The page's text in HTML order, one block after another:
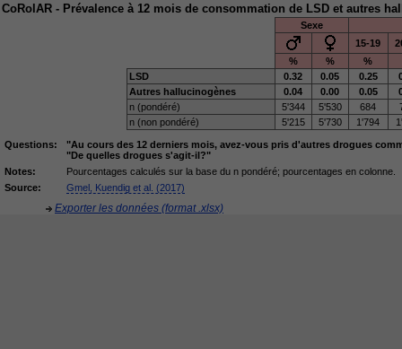
CoRolAR - Prévalence à 12 mois de consommation de LSD et autres
Sexe
15-19
%
%
%
LSD
0.32 0.05 0.25
Autres hallucinogènes
0.04 0.00 0.05
n (pondéré)
5'344 5'530 684
n (non pondéré)
5'215 5'730 1'794
Questions:
"Au cours des 12 derniers mois, avez-vous pris d'autres drogues
"De quelles drogues s'agit-il?"
Notes:
Pourcentages calculés sur la base du n pondéré; pourcentages en colonne.
Source:
Gmel, Kuendig et al. (2017)
Exporter les données (format .xlsx)